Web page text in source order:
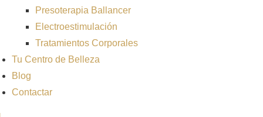
Presoterapia Ballancer
Electroestimulación
Tratamientos Corporales
Tu Centro de Belleza
Blog
Contactar